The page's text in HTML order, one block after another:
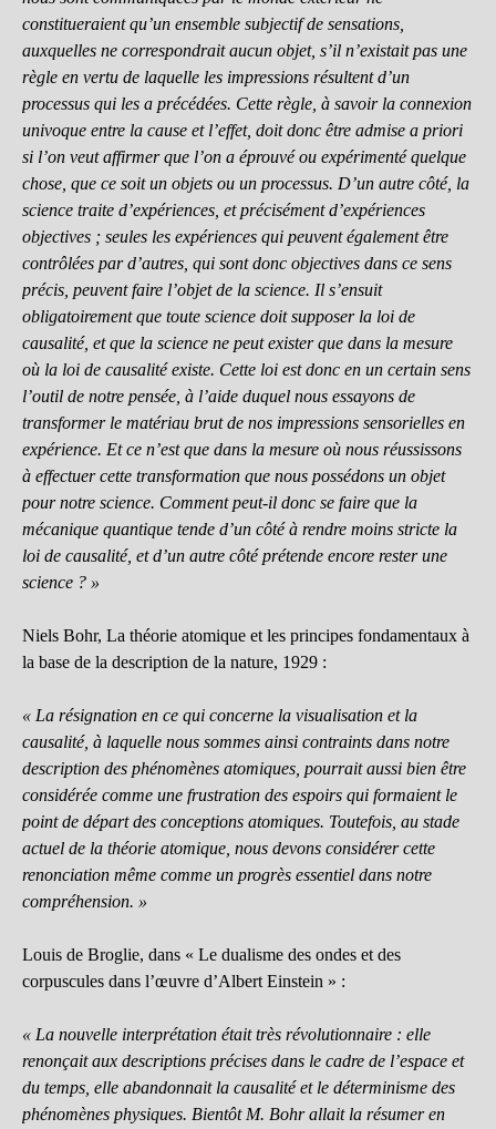
constitueraient qu’un ensemble subjectif de sensations,
auxquelles ne correspondrait aucun objet, s’il n’existait pas une
règle en vertu de laquelle les impressions résultent d’un
processus qui les a précédées. Cette règle, à savoir la connexion
univoque entre la cause et l’effet, doit donc être admise a priori
si l’on veut affirmer que l’on a éprouvé ou expérimenté quelque
chose, que ce soit un objets ou un processus. D’un autre côté, la
science traite d’expériences, et précisément d’expériences
objectives ; seules les expériences qui peuvent également être
contrôlées par d’autres, qui sont donc objectives dans ce sens
précis, peuvent faire l’objet de la science. Il s’ensuit
obligatoirement que toute science doit supposer la loi de
causalité, et que la science ne peut exister que dans la mesure
où la loi de causalité existe. Cette loi est donc en un certain sens
l’outil de notre pensée, à l’aide duquel nous essayons de
transformer le matériau brut de nos impressions sensorielles en
expérience. Et ce n’est que dans la mesure où nous réussissons
à effectuer cette transformation que nous possédons un objet
pour notre science. Comment peut-il donc se faire que la
mécanique quantique tende d’un côté à rendre moins stricte la
loi de causalité, et d’un autre côté prétende encore rester une
science ? »
Niels Bohr, La théorie atomique et les principes fondamentaux à
la base de la description de la nature, 1929 :
« La résignation en ce qui concerne la visualisation et la
causalité, à laquelle nous sommes ainsi contraints dans notre
description des phénomènes atomiques, pourrait aussi bien être
considérée comme une frustration des espoirs qui formaient le
point de départ des conceptions atomiques. Toutefois, au stade
actuel de la théorie atomique, nous devons considérer cette
renonciation même comme un progrès essentiel dans notre
compréhension. »
Louis de Broglie, dans « Le dualisme des ondes et des
corpuscules dans l’œuvre d’Albert Einstein » :
« La nouvelle interprétation était très révolutionnaire : elle
renonçait aux descriptions précises dans le cadre de l’espace et
du temps, elle abandonnait la causalité et le déterminisme des
phénomènes physiques. Bientôt M. Bohr allait la résumer en